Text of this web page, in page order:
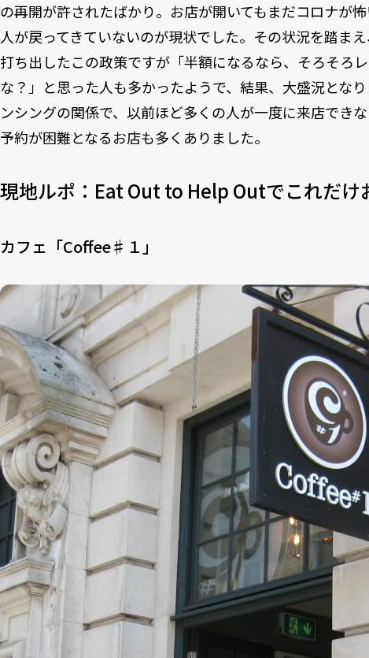
の再開が許されたばかり。お店が開いてもまだコロナが
人が戻ってきていないのが現状でした。その状況を踏ま
打ち出したこの政策ですが「半額になるなら、そろそろ
な？」と思った人も多かったようで、結果、大盛況とな
ンシングの関係で、以前ほど多くの人が一度に来店でき
予約が困難となるお店も多くありました。
現地ルポ：Eat Out to Help Outでこれだけ
カフェ「Coffee♯１」